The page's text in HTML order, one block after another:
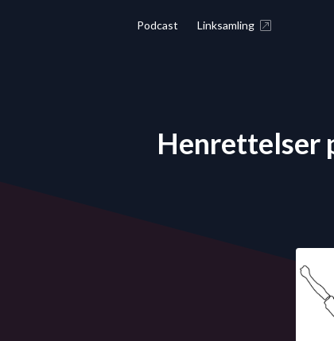
Podcast Linksamling
Henrettelser